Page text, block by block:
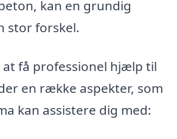
kan en grundig
stor forskel.
få professionel hjælp til
en række aspekter, som
kan assistere dig med: